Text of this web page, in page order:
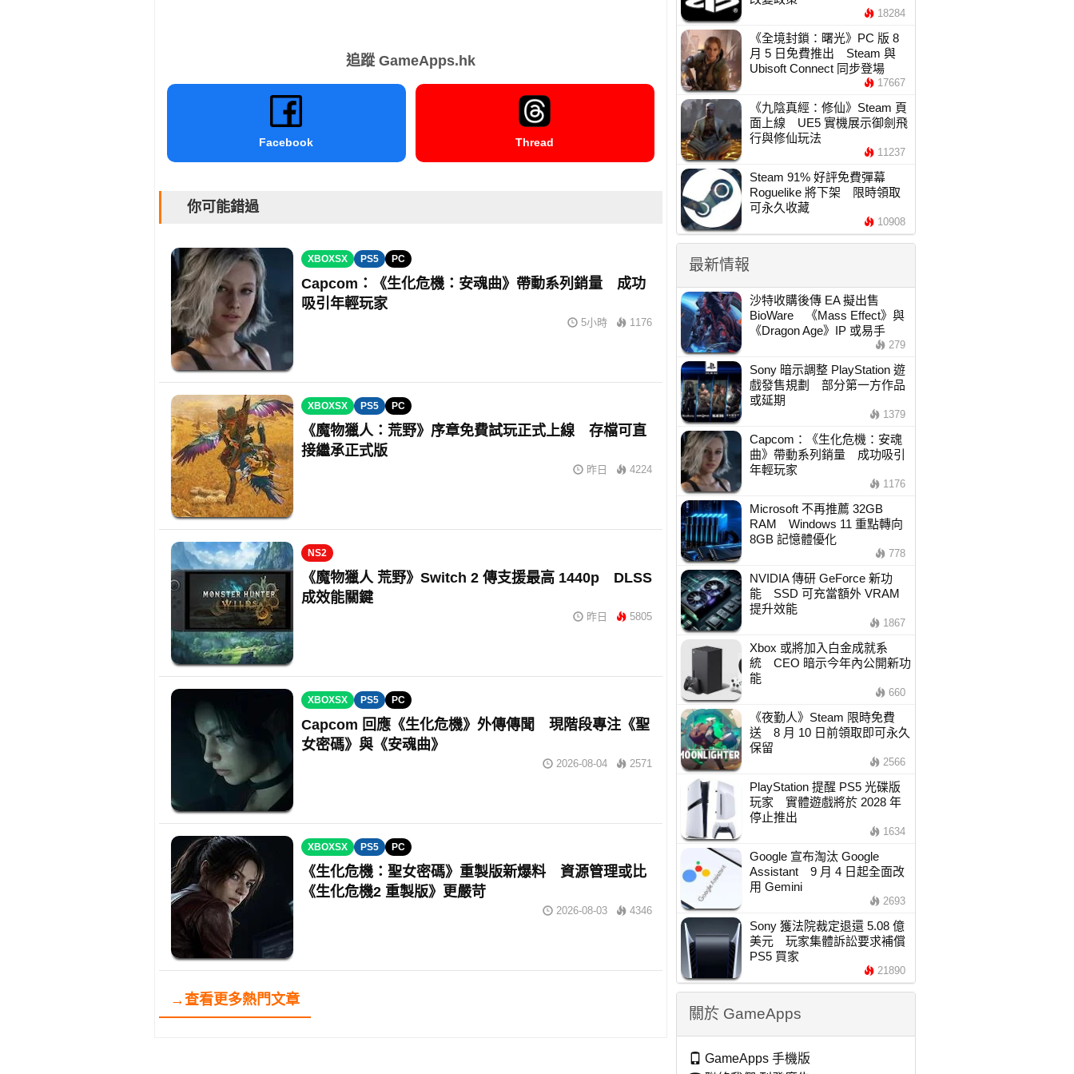
追蹤 GameApps.hk
Facebook Thread
你可能錯過
XBOXSX PS5 PC
Capcom：《生化危機：安魂曲》帶動系列銷量 成功
吸引年輕玩家
5小時 1176
XBOXSX PS5 PC
《魔物獵人：荒野》序章免費試玩正式上線 存檔可直
接繼承正式版
昨日 4224
NS2
《魔物獵人 荒野》Switch 2 傳支援最高 1440p DLSS
成效能關鍵
昨日 5805
XBOXSX PS5 PC
Capcom 回應《生化危機》外傳傳聞 現階段專注《聖
女密碼》與《安魂曲》
2026-08-04 2571
XBOXSX PS5 PC
《生化危機：聖女密碼》重製版新爆料 資源管理或比
《生化危機2 重製版》更嚴苛
2026-08-03 4346
→查看更多熱門文章
18284
《全境封鎖：曙光》PC 版 8
月 5 日免費推出 Steam 與
Ubisoft Connect 同步登場
17667
《九陰真經：修仙》Steam 頁
面上線 UE5 實機展示御劍飛
行與修仙玩法
11237
Steam 91% 好評免費彈幕
Roguelike 將下架 限時領取
可永久收藏
10908
最新情報
沙特收購後傳 EA 擬出售
BioWare 《Mass Effect》與
《Dragon Age》IP 或易手
279
Sony 暗示調整 PlayStation 遊
戲發售規劃 部分第一方作品
或延期
1379
Capcom：《生化危機：安魂
曲》帶動系列銷量 成功吸引
年輕玩家
1176
Microsoft 不再推薦 32GB
RAM Windows 11 重點轉向
8GB 記憶體優化
778
NVIDIA 傳研 GeForce 新功
能 SSD 可充當額外 VRAM
提升效能
1867
Xbox 或將加入白金成就系
統 CEO 暗示今年內公開新功
能
660
《夜勤人》Steam 限時免費
送 8 月 10 日前領取即可永久
保留
2566
PlayStation 提醒 PS5 光碟版
玩家 實體遊戲將於 2028 年
停止推出
1634
Google 宣布淘汰 Google
Assistant 9 月 4 日起全面改
用 Gemini
2693
Sony 獲法院裁定退還 5.08 億
美元 玩家集體訴訟要求補償
PS5 買家
21890
關於 GameApps
GameApps 手機版